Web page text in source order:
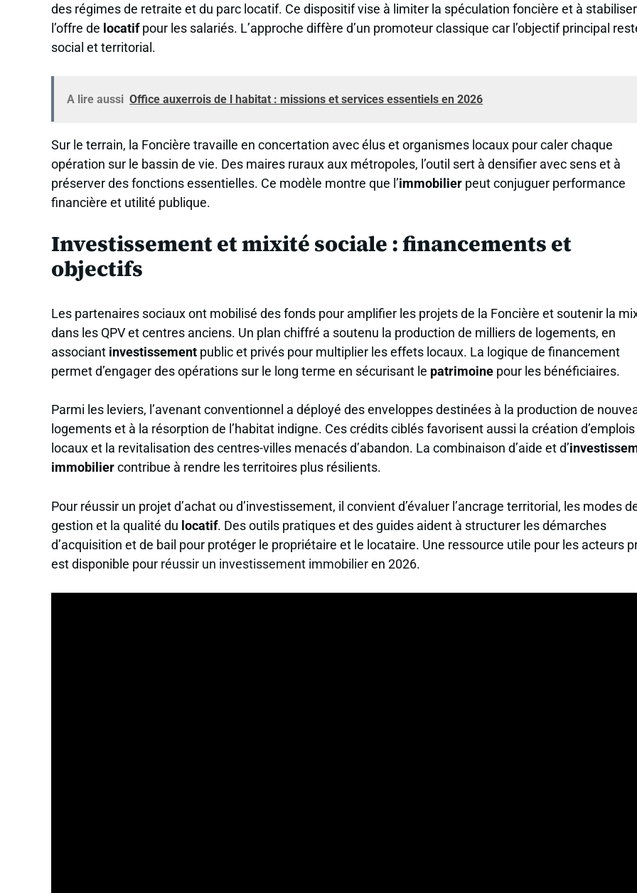
des régimes de retraite et du parc locatif. Ce dispositif vise à limiter la spéculation foncière et à stabiliser
l’offre de locatifpour les salariés. L’approche diffère d’un promoteur classique car l’objectif principal
social et territorial.
A lire aussi Office auxerrois de l habitat : missions et services essentiels en 2026
Sur le terrain, la Foncière travaille en concertation avec élus et organismes locaux pour caler chaque
opération sur le bassin de vie. Des maires ruraux aux métropoles, l’outil sert à densifier avec sens et à
préserver des fonctions essentielles. Ce modèle montre que l’immobilier peut conjuguer performance
financière et utilité publique.
Investissement et mixité sociale : financements et
objectifs
Les partenaires sociaux ont mobilisé des fonds pour amplifier les projets de la Foncière et soutenir la
dans les QPV et centres anciens. Un plan chiffré a soutenu la production de milliers de logements, en
associant investissement public et privés pour multiplier les effets locaux. La logique de financement
permet d’engager des opérations sur le long terme en sécurisant le patrimoine pour les bénéficiaires.
Parmi les leviers, l’avenant conventionnel a déployé des enveloppes destinées à la production de
logements et à la résorption de l’habitat indigne. Ces crédits ciblés favorisent aussi la création d’emplois
locaux et la revitalisation des centres-villes menacés d’abandon. La combinaison d’aide et d’
immobiliercontribue à rendre les territoires plus résilients.
Pour réussir un projet d’achat ou d’investissement, il convient d’évaluer l’ancrage territorial, les modes
gestion et la qualité du locatif. Des outils pratiques et des guides aident à structurer les démarches
d’acquisition et de bail pour protéger le propriétaire et le locataire. Une ressource utile pour les acteurs
est disponible pour réussir un investissement immobilieren 2026.